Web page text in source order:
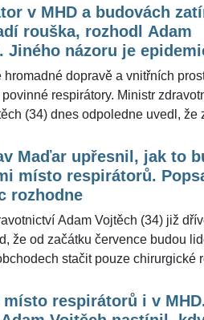
vyjádřil se pro
nechce vládě navrhnout.
případů nákazy
Podle lékaře Romana
právo je, a konstatovaly to i
není nutné nosit plošně ochranu úst
pro ŽivotvČesku.cz.
v MHD a budovách
rouška, rozhodl Adam
Jiného názoru je
hromadné dopravě a vnitřních
respirátory. Ministr
(34) dnes odpoledne uvedl, že
nenavrhne. Počty nových
koronavirem totiž přestaly
zvažovalo zmírnění pravidel od 1.
ve vedrech roušky mohly být
že roušky by se uplatnit daly, byť by
řekl pro ŽivotvČesku.cz.
Maďar upřesnil, jak to
místo respirátorů.
rozhodne
Adam Vojtěch (34) již
že od začátku července budou
stačit pouze chirurgické
další - příznivý - vývoj epidemie
Epidemiolog Rastislav Maďar (48)
místo respirátorů i v